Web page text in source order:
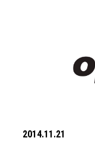
2014.11.21